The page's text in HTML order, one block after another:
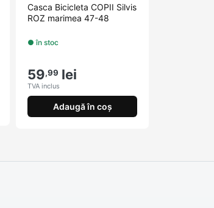
Casca Bicicleta COPII Silvis
ROZ marimea 47-48
● în stoc
59,99 lei
TVA inclus
Adaugă în coș